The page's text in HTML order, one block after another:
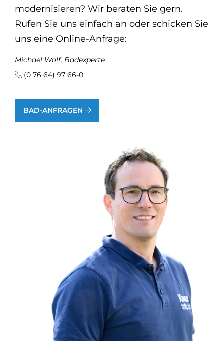
modernisieren? Wir beraten Sie gern.
Rufen Sie uns einfach an oder schicken Sie
uns eine Online-Anfrage:
Michael Wolf, Badexperte
(0 76 64) 97 66-0
BAD-ANFRAGEN